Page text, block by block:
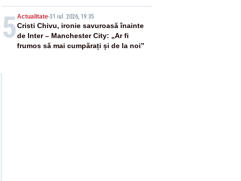
cunoscută de pe vremea lui Ceaușescu
5 Actualitate-31 iul. 2026, 19:35
Cristi Chivu, ironie savuroasă înainte
de Inter – Manchester City: „Ar fi
frumos să mai cumpărați și de la noi”